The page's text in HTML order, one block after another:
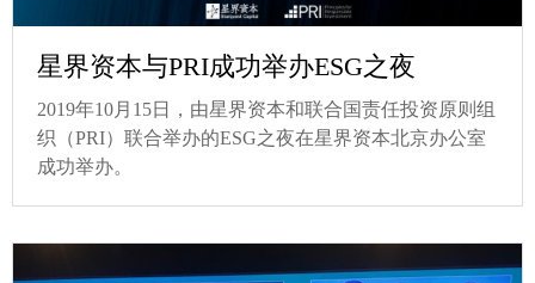
星界资本与PRI成功举办ESG之夜
2019年10月15日，由星界资本和联合国责任投资原则组
织（PRI）联合举办的ESG之夜在星界资本北京办公室
成功举办。